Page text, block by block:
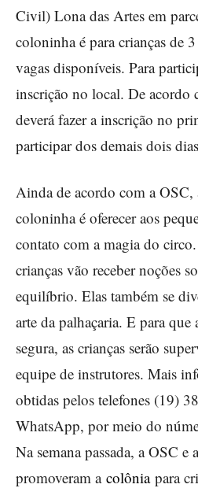
Civil) Lona das Artes em
coloninha é para crianças de
vagas disponíveis. Para
inscrição no local. De acordo
deverá fazer a inscrição no
participar dos demais dois
Ainda de acordo com a OSC,
coloninha é oferecer aos
contato com a magia do
crianças vão receber noções
equilíbrio. Elas também se
arte da palhaçaria. E para que
segura, as crianças serão
equipe de instrutores. Mais
obtidas pelos telefones (19)
WhatsApp, por meio do
Na semana passada, a OSC e
promoveram a colôniapara